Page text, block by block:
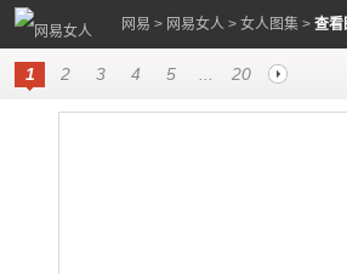
网易 > 网易女人 > 女人图集 > 查看
1 2 3 4 5 20